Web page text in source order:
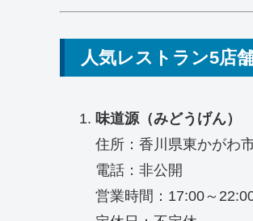
人気レストラン5店
味道源（みどうげん）
住所：香川県東かがわ
電話：非公開
営業時間：17:00～